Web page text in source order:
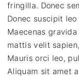
fringilla. Donec
Donec suscipit
Maecenas
mattis velit
Mauris orci leo,
Aliquam sit amet